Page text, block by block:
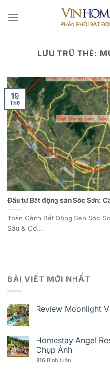
qua
LƯU TRỮ THẺ:
Đầu tư Bất động sản Sóc Sơn:
Toàn Cảnh Bất Động Sản Sóc
Sâu & Cơ...
19
Th6
BÀI VIẾT MỚI NHẤT
Review Moonlight
Homestay Angel
Chụp Ảnh
816 Bình luận